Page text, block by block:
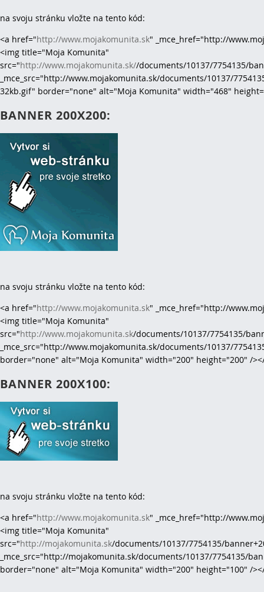
na svoju stránku vložte na tento kód:
<a href="http://www.mojakomunita.sk" _mce_href="http://
<img title="Moja Komunita"
src="http://www.mojakomunita.sk//documents/10137/7754135/
_mce_src="http://www.mojakomunita.sk/documents/10137/
32kb.gif" border="none" alt="Moja Komunita" width="468"
BANNER 200X200:
na svoju stránku vložte na tento kód:
<a href="http://www.mojakomunita.sk" _mce_href="http://
<img title="Moja Komunita"
src="http://www.mojakomunita.sk/documents/10137/7754135/
_mce_src="http://www.mojakomunita.sk/documents/10137/
border="none" alt="Moja Komunita" width="200" height="200" /
BANNER 200X100:
na svoju stránku vložte na tento kód:
<a href="http://www.mojakomunita.sk" _mce_href="http://
<img title="Moja Komunita"
src="http://mojakomunita.sk/documents/10137/7754135/
_mce_src="http://mojakomunita.sk/documents/10137/7754135/
border="none" alt="Moja Komunita" width="200" height="100" /